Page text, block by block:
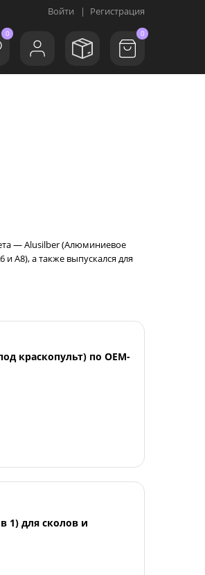
Войти | Регистрация
0 0
— Alusilber (Алюминиевое
и A8), а также выпускался для
краскопульт) по OEM-
1) для сколов и